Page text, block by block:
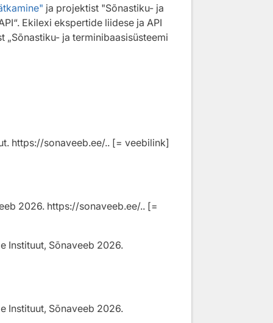
ja projektist "Sõnastiku- ja
Ekilexi ekspertide liidese ja API
ja terminibaasisüsteemi
https://sonaveeb.ee/.. [= veebilink]
2026. https://sonaveeb.ee/.. [=
Instituut, Sõnaveeb 2026.
Instituut, Sõnaveeb 2026.